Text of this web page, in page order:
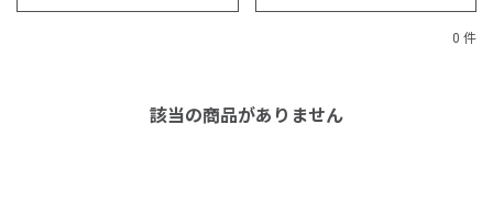
0 件
該当の商品がありません